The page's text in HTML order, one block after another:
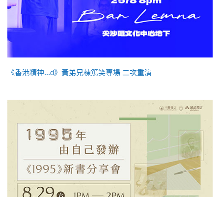
《香港精神...d》黃弟兄棟篤笑專場 二次重演